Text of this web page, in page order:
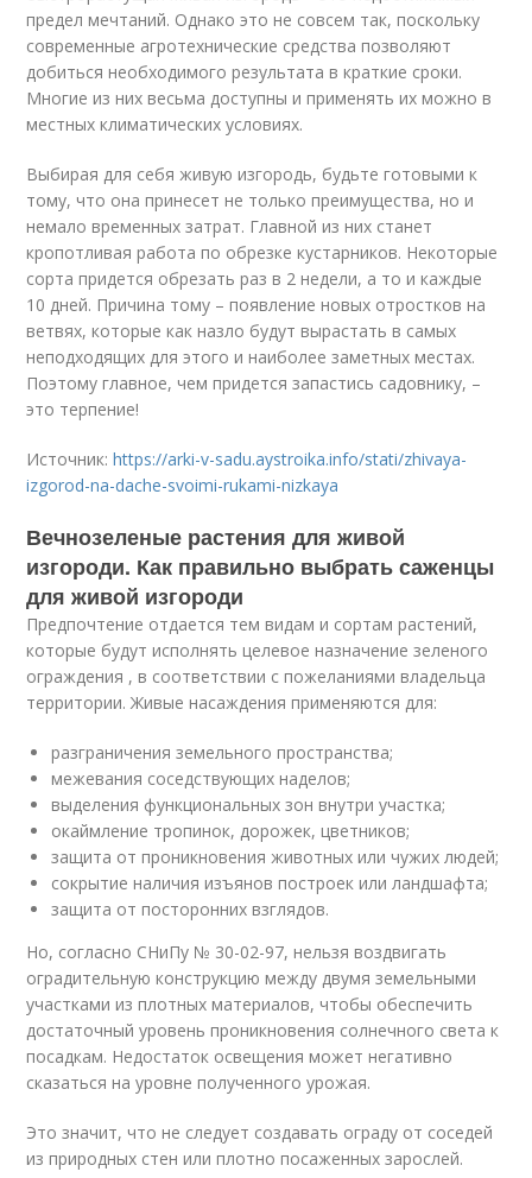
предел мечтаний. Однако это не совсем так, поскольку
современные агротехнические средства позволяют
добиться необходимого результата в краткие сроки.
Многие из них весьма доступны и применять их можно в
местных климатических условиях.
Выбирая для себя живую изгородь, будьте готовыми к
тому, что она принесет не только преимущества, но и
немало временных затрат. Главной из них станет
кропотливая работа по обрезке кустарников. Некоторые
сорта придется обрезать раз в 2 недели, а то и каждые
10 дней. Причина тому – появление новых отростков на
ветвях, которые как назло будут вырастать в самых
неподходящих для этого и наиболее заметных местах.
Поэтому главное, чем придется запастись садовнику, –
это терпение!
Источник:https://arki-v-sadu.aystroika.info/stati/zhivaya-
izgorod-na-dache-svoimi-rukami-nizkaya
Вечнозеленые растения для живой
изгороди. Как правильно выбрать саженцы
для живой изгороди
Предпочтение отдается тем видам и сортам растений,
которые будут исполнять целевое назначение зеленого
ограждения , в соответствии с пожеланиями владельца
территории. Живые насаждения применяются для:
разграничения земельного пространства;
межевания соседствующих наделов;
выделения функциональных зон внутри участка;
окаймление тропинок, дорожек, цветников;
защита от проникновения животных или чужих людей;
сокрытие наличия изъянов построек или ландшафта;
защита от посторонних взглядов.
Но, согласно СНиПу № 30-02-97, нельзя воздвигать
оградительную конструкцию между двумя земельными
участками из плотных материалов, чтобы обеспечить
достаточный уровень проникновения солнечного света к
посадкам. Недостаток освещения может негативно
сказаться на уровне полученного урожая.
Это значит, что не следует создавать ограду от соседей
из природных стен или плотно посаженных зарослей.